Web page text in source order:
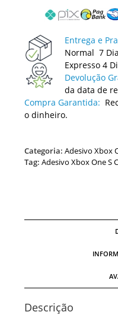
Entrega e
Normal 7
Expresso 4
Devolução
da data de
Compra Garantida:
o dinheiro.
Categoria:Adesivo Xbox
Tag:Adesivo Xbox One S
Descrição